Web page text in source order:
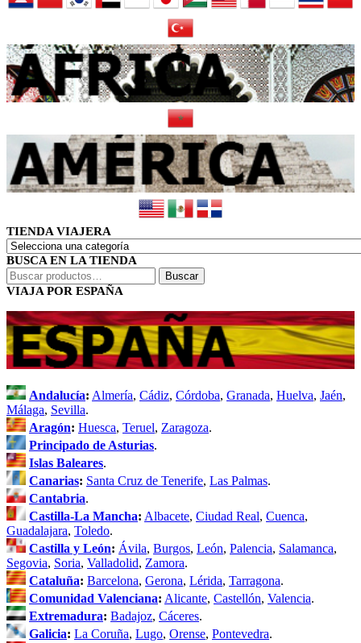
TIENDA VIAJERA
BUSCA EN LA TIENDA
Buscar
por:
Buscar
VIAJA POR ESPAÑA
Andalucía: Almería, Cádiz, Córdoba, Granada, Huelva, Jaén,
Málaga, Sevilla.
Aragón: Huesca, Teruel, Zaragoza.
Principado de Asturias.
Islas Baleares.
Canarias: Santa Cruz de Tenerife, Las Palmas.
Cantabria.
Castilla-La Mancha: Albacete, Ciudad Real, Cuenca,
Guadalajara, Toledo.
Castilla y León: Ávila, Burgos, León, Palencia, Salamanca,
Segovia, Soria, Valladolid, Zamora.
Cataluña: Barcelona, Gerona, Lérida, Tarragona.
Comunidad Valenciana: Alicante, Castellón, Valencia.
Extremadura: Badajoz, Cáceres.
Galicia: La Coruña, Lugo, Orense, Pontevedra.